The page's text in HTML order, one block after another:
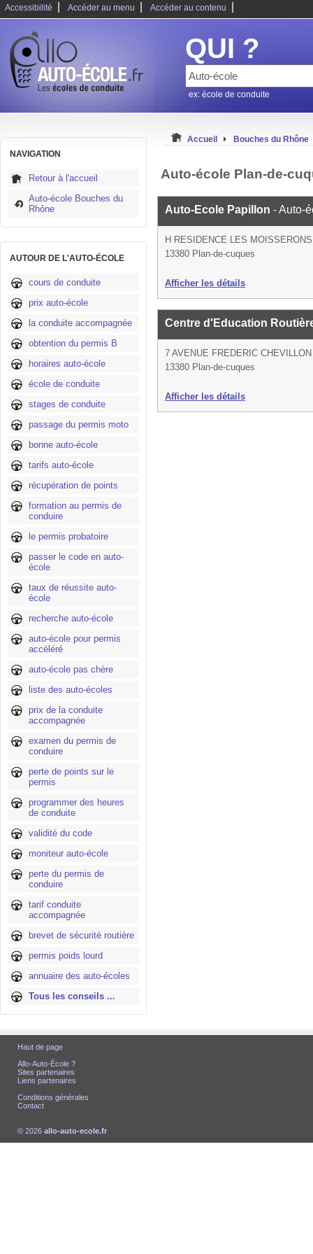
Accessibilité Accéder au menu Accéder au contenu
QUI ?
ex: école de conduite
NAVIGATION
Retour à l'accueil
Auto-école Bouches du
Rhône
AUTOUR DE L'AUTO-ÉCOLE
cours de conduite
prix auto-école
la conduite accompagnée
obtention du permis B
horaires auto-école
école de conduite
stages de conduite
passage du permis moto
bonne auto-école
tarifs auto-école
récupération de points
formation au permis de
conduire
le permis probatoire
passer le code en auto-
école
taux de réussite auto-
école
recherche auto-école
auto-école pour permis
accéléré
auto-école pas chère
liste des auto-écoles
prix de la conduite
accompagnée
examen du permis de
conduire
perte de points sur le
permis
programmer des heures
de conduite
validité du code
moniteur auto-école
perte du permis de
conduire
tarif conduite
accompagnée
brevet de sécurité routière
permis poids lourd
annuaire des auto-écoles
Tous les conseils ...
Accueil Bouches du Rhône
Auto-école Plan-de-
Auto-Ecole Papillon - Auto-
H RESIDENCE LES MOISSERONS
13380 Plan-de-cuques
Afficher les détails
Centre d'Education
7 AVENUE FREDERIC CHEVILLON
13380 Plan-de-cuques
Afficher les détails
Haut de page
Allo-Auto-École ?
Sites partenaires
Liens partenaires
Conditions générales
Contact
© 2026 allo-auto-ecole.fr